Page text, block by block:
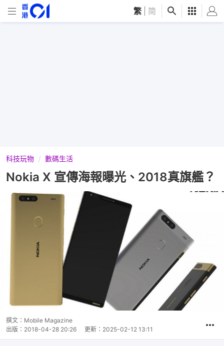
繁 简
科技玩物 數碼生活
Nokia X 宣傳海報曝光、2018真旗艦？
撰文： Mobile Magazine
出版： 2018-04-28 20:26 更新： 2025-02-12 13:11